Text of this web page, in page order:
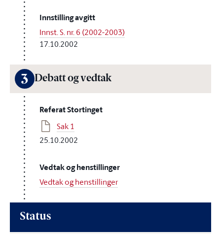
Innstilling avgitt
Innst. S. nr. 6 (2002-2003)
17.10.2002
3 Debatt og vedtak
Referat Stortinget
Sak 1
25.10.2002
Vedtak og henstillinger
Vedtak og henstillinger
Status